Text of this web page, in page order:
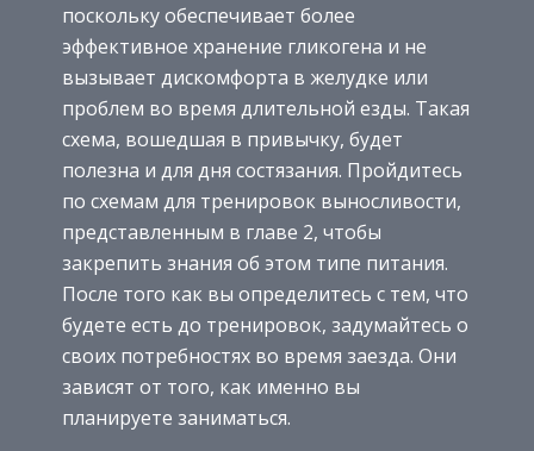
поскольку обеспечивает более
эффективное хранение гликогена и не
вызывает дискомфорта в желудке или
проблем во время длительной езды. Такая
схема, вошедшая в привычку, будет
полезна и для дня состязания. Пройдитесь
по схемам для тренировок выносливости,
представленным в главе 2, чтобы
закрепить знания об этом типе питания.
После того как вы определитесь с тем, что
будете есть до тренировок, задумайтесь о
своих потребностях во время заезда. Они
зависят от того, как именно вы
планируете заниматься.